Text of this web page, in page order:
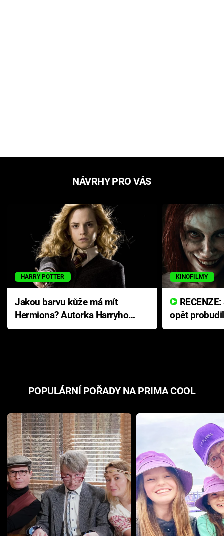
NÁVRHY PRO VÁS
HARRY POTTER
Jakou barvu kůže má mít
Hermiona? Autorka Harryho
Pottera přišla s ráznou
KINOFILMY
opět
přichází s
POPULÁRNÍ POŘADY NA PRIMA COOL